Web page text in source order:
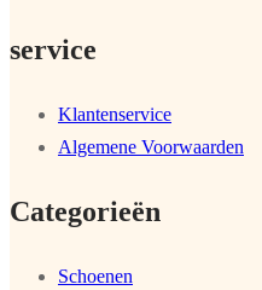
service
Klantenservice
Algemene Voorwaarden
Categorieën
Schoenen